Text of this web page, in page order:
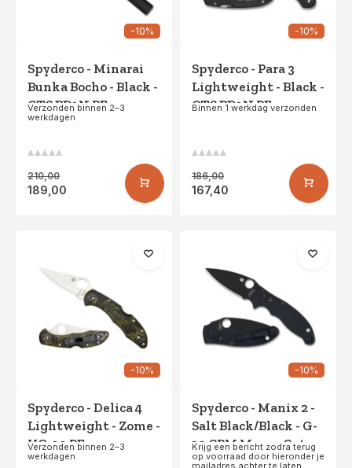
-10%
Spyderco - Minarai
Bunka Bocho - Black -
CTS BD1N PE
Verzonden binnen 2–3
werkdagen
210,00
189,00
-10%
Spyderco - Para 3
Lightweight - Black -
CTS BD1N PE
Binnen 1 werkdag verzonden
186,00
167,40
-10%
Spyderco - Delica 4
Lightweight - Zome -
VG-10 PE
Verzonden binnen 2–3
werkdagen
-10%
Spyderco - Manix 2 -
Salt Black/Black - G-
10 CPM MagnaCut -
PE
Krijg een bericht zodra terug
op voorraad door hieronder je
mailadres achter te laten